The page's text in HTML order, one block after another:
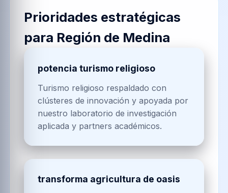
Prioridades estratégicas
para Región de Medina
potencia turismo religioso
Turismo religioso respaldado con
clústeres de innovación y apoyada por
nuestro laboratorio de investigación
aplicada y partners académicos.
transforma agricultura de oasis